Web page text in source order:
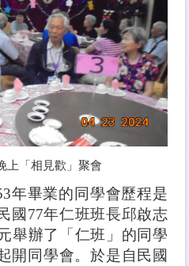
上「相見歡」聚會
年畢業的同學會歷程是
國77年仁班班長邱啟志
舉辦了「仁班」的同學
開同學會。於是自民國